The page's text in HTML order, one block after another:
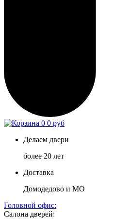
0 0 руб
Делаем двери
более 20 лет
Доставка
Домодедово и МО
Головной офис:
Салона дверей: